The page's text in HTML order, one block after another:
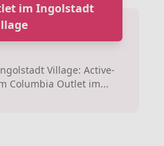
im Ingolstadt
Village: Active-
Columbia Outlet im...